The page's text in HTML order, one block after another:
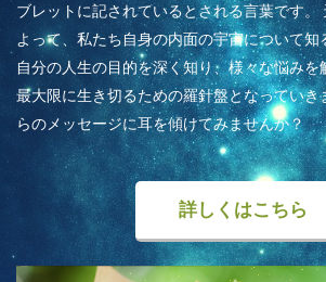
ブレットに記されているとされる言葉です。
よって、私たち自身の内面の宇宙について知
自分の人生の目的を深く知り、様々な悩みを
最大限に生き切るための羅針盤となっていき
らのメッセージに耳を傾けてみませんか？
詳しくはこちら